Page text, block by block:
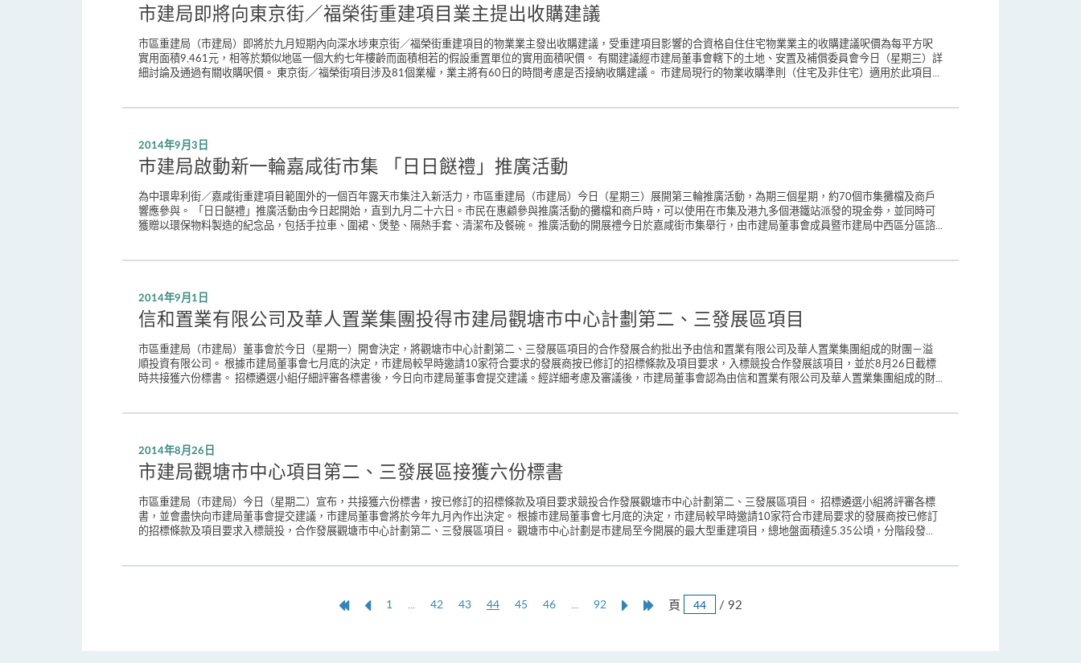
市建局即將向東京街／福榮街重建項目業主提出收購建議
市區重建局（市建局）即將於九月短期內向深水埗東京街／福榮街重建項目的物業業主發出收購建議，受重建項目影響的合資格自住住宅物業業主的收購建議呎價為每平方呎
實用面積9,461元，相等於類似地區一個大約七年樓齡而面積相若的假設重置單位的實用面積呎價。 有關建議經市建局董事會轄下的土地、安置及補償委員會今日（星期三）詳
細討論及通過有關收購呎價。 東京街／福榮街項目涉及81個業權，業主將有60日的時間考慮是否接納收購建議。 市建局現行的物業收購準則（住宅及非住宅）適用於此項目...
2014年9月3日
巿建局啟動新一輪嘉咸街市集 「日日餸禮」推廣活動
為中環卑利街／嘉咸街重建項目範圍外的一個百年露天市集注入新活力，市區重建局（市建局）今日（星期三）展開第三輪推廣活動，為期三個星期，約70個市集攤檔及商戶
響應參與。 「日日餸禮」推廣活動由今日起開始，直到九月二十六日。市民在惠顧參與推廣活動的攤檔和商戶時，可以使用在市集及港九多個港鐵站派發的現金劵，並同時可
獲贈以環保物料製造的紀念品，包括手拉車、圍裙、煲墊、隔熱手套、清潔布及餐碗。 推廣活動的開展禮今日於嘉咸街市集舉行，由市建局董事會成員暨市建局中西區分區諮...
2014年9月1日
信和置業有限公司及華人置業集團投得市建局觀塘市中心計劃第二、三發展區項目
市區重建局（市建局）董事會於今日（星期一）開會決定，將觀塘市中心計劃第二、三發展區項目的合作發展合約批出予由信和置業有限公司及華人置業集團組成的財團－溢
順投資有限公司。 根據市建局董事會七月底的決定，市建局較早時邀請10家符合要求的發展商按已修訂的招標條款及項目要求，入標競投合作發展該項目，並於8月26日截標
時共接獲六份標書。 招標遴選小組仔細評審各標書後，今日向市建局董事會提交建議。經詳細考慮及審議後，市建局董事會認為由信和置業有限公司及華人置業集團組成的財...
2014年8月26日
市建局觀塘市中心項目第二、三發展區接獲六份標書
市區重建局（市建局）今日（星期二）宣布，共接獲六份標書，按已修訂的招標條款及項目要求競投合作發展觀塘市中心計劃第二、三發展區項目。 招標遴選小組將評審各標
書，並會盡快向市建局董事會提交建議，市建局董事會將於今年九月內作出決定。 根據市建局董事會七月底的決定，市建局較早時邀請10家符合市建局要求的發展商按已修訂
的招標條款及項目要求入標競投，合作發展觀塘市中心計劃第二、三發展區項目。 觀塘市中心計劃是市建局至今開展的最大型重建項目，總地盤面積達5.35公頃，分階段發...
第
上
1 ... 42 43 44本
45 46 ... 92
NextLast頁 / 92